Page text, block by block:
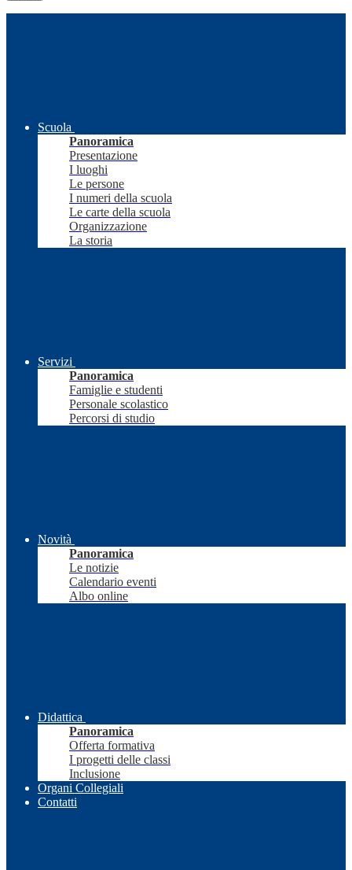
Scuola
Panoramica
Presentazione
I luoghi
Le persone
I numeri della scuola
Le carte della scuola
Organizzazione
La storia
Servizi
Panoramica
Famiglie e studenti
Personale scolastico
Percorsi di studio
Novità
Panoramica
Le notizie
Calendario eventi
Albo online
Didattica
Panoramica
Offerta formativa
I progetti delle classi
Inclusione
Organi Collegiali
Contatti